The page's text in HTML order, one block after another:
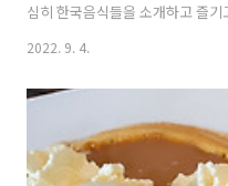
심히 한국음식들을 소개하고 즐
싶을 때가 있었다.그럴 때면 우리
래서 이번 음식점도 반신반의하
는 ‘페트라’라는 식당이었고 가
데 굉장히 평이 좋았다. 도착했을
많지 않았고 테이블에는 외국인
2022. 9. 4.